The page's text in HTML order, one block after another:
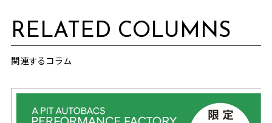
RELATED COLUMNS
関連するコラム